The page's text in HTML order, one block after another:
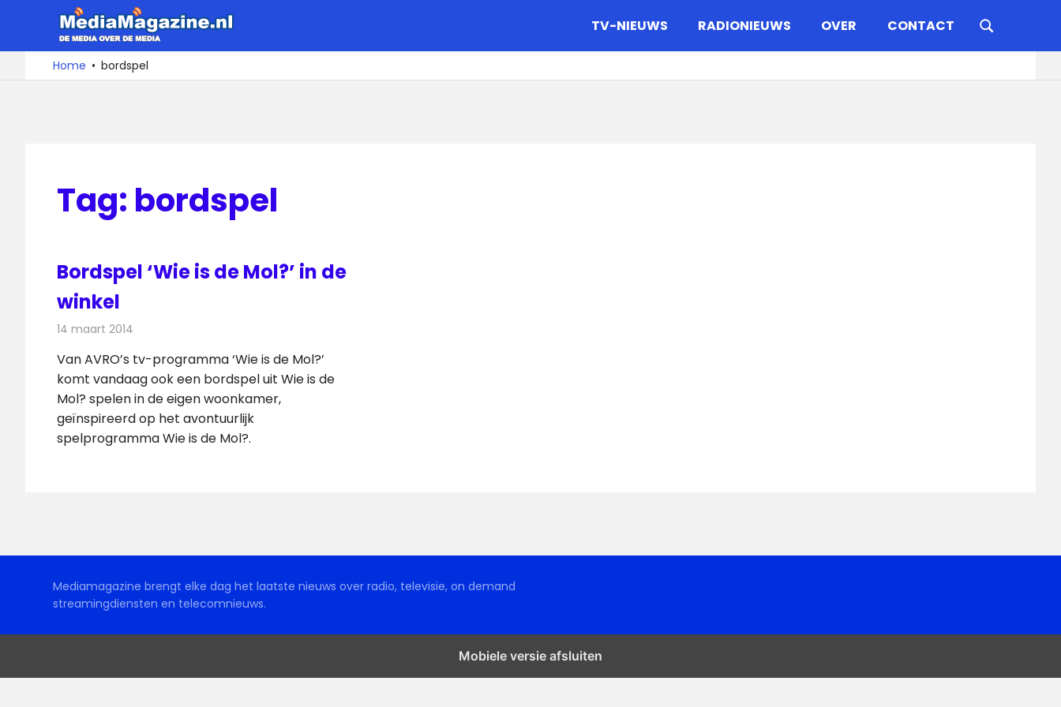
de
De
media
over
TV-NIEUWS RADIONIEUWS OVER CONTACT
Home bordspel
Tag: bordspel
Bordspel ‘Wie is de Mol?’ in de
winkel
14 maart 2014
Van AVRO’s tv-programma ‘Wie is de Mol?’
komt vandaag ook een bordspel uit Wie is de
Mol? spelen in de eigen woonkamer,
geïnspireerd op het avontuurlijk
spelprogramma Wie is de Mol?.
Mediamagazine brengt elke dag het laatste nieuws over radio, televisie, on demand
streamingdiensten en telecomnieuws.
Mobiele versie afsluiten